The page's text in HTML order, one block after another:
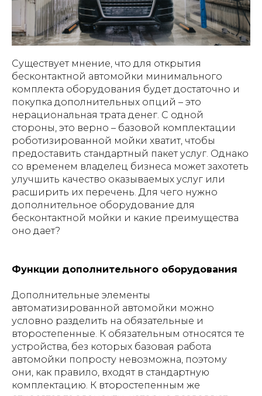
Существует мнение, что для открытия
бесконтактной автомойки минимального
комплекта оборудования будет достаточно и
покупка дополнительных опций – это
нерациональная трата денег. С одной
стороны, это верно – базовой комплектации
роботизированной мойки хватит, чтобы
предоставить стандартный пакет услуг. Однако
со временем владелец бизнеса может захотеть
улучшить качество оказываемых услуг или
расширить их перечень. Для чего нужно
дополнительное оборудование для
бесконтактной мойки и какие преимущества
оно дает?
Функции дополнительного оборудования
Дополнительные элементы
автоматизированной автомойки можно
условно разделить на обязательные и
второстепенные. К обязательным относятся те
устройства, без которых базовая работа
автомойки попросту невозможна, поэтому
они, как правило, входят в стандартную
комплектацию. К второстепенным же